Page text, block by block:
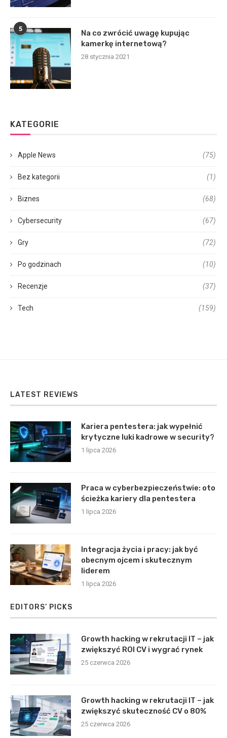
5
Na co zwrócić uwagę kupując
kamerkę internetową?
28 stycznia 2021
KATEGORIE
Apple News (75)
Bez kategorii (1)
Biznes (68)
Cybersecurity (67)
Gry (72)
Po godzinach (10)
Recenzje (37)
Tech (159)
LATEST REVIEWS
Kariera pentestera: jak wypełnić
krytyczne luki kadrowe w security?
1 lipca 2026
Praca w cyberbezpieczeństwie: oto
ścieżka kariery dla pentestera
1 lipca 2026
Integracja życia i pracy: jak być
obecnym ojcem i skutecznym
liderem
1 lipca 2026
EDITORS’ PICKS
Growth hacking w rekrutacji IT – jak
zwiększyć ROI CV i wygrać rynek
25 czerwca 2026
Growth hacking w rekrutacji IT – jak
zwiększyć skuteczność CV o 80%
25 czerwca 2026